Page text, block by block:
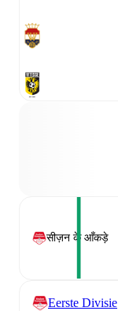
सीज़न के आँकड़े
Eerste Divisie